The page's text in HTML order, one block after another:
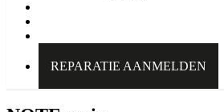
REPARATIE AANMELDEN